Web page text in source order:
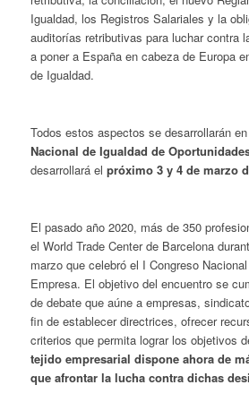
Igualdad, los Registros Salariales y la
auditorías retributivas para luchar contra
a poner a España en cabeza de Europa
de Igualdad.
Todos estos aspectos se desarrollarán
Nacional de Igualdad de
desarrollará el próximo 3 y 4 de marzo
El pasado año 2020, más de 350
el World Trade Center de Barcelona
marzo que celebró el I Congreso
Empresa. El objetivo del encuentro se
de debate que aúne a empresas,
fin de establecer directrices, ofrecer
criterios que permita lograr los objetivos
tejido empresarial dispone ahora de
que afrontar la lucha contra dichas